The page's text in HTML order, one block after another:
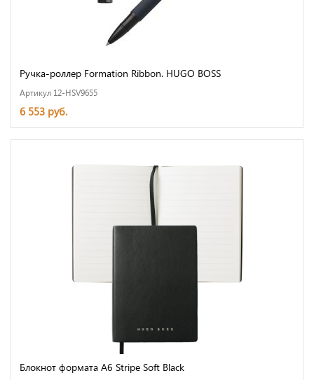
Ручка-роллер Formation Ribbon. HUGO BOSS
Артикул 12-HSV9655
6 553 руб.
Блокнот формата А6 Stripe Soft Black